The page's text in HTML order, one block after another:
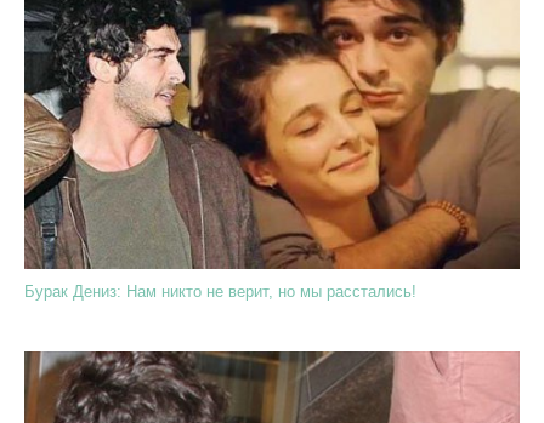
Бурак Дениз: Нам никто не верит, но мы расстались!